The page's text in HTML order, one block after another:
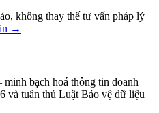
không thay thế tư vấn pháp lý
→
bạch hoá thông tin doanh
và tuân thủ Luật Bảo vệ dữ liệu